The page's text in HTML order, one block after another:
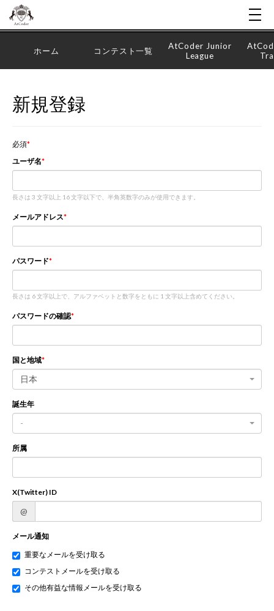
ホーム コンテスト一覧
AtCoder Junior
League
新規登録
必須
ユーザ名
長さは 3 文字以上 16 文字以下で、半角英数字のみが使用できます。
メールアドレス
パスワード
長さは 6 文字以上で、アルファベットと数字をともに 1 文字以上含めてください。
パスワードの確認
国と地域
日本
誕生年
-
所属
X(Twitter) ID
@
メール通知
重要なメールを受け取る
コンテストメールを受け取る
その他有益な情報メールを受け取る